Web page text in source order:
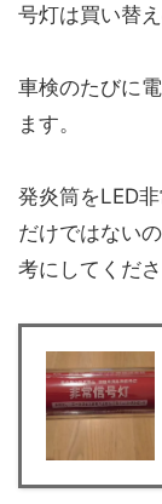
号灯は買い替
車検のたびに
ます。
発炎筒をLED
だけではない
考にしてくださ